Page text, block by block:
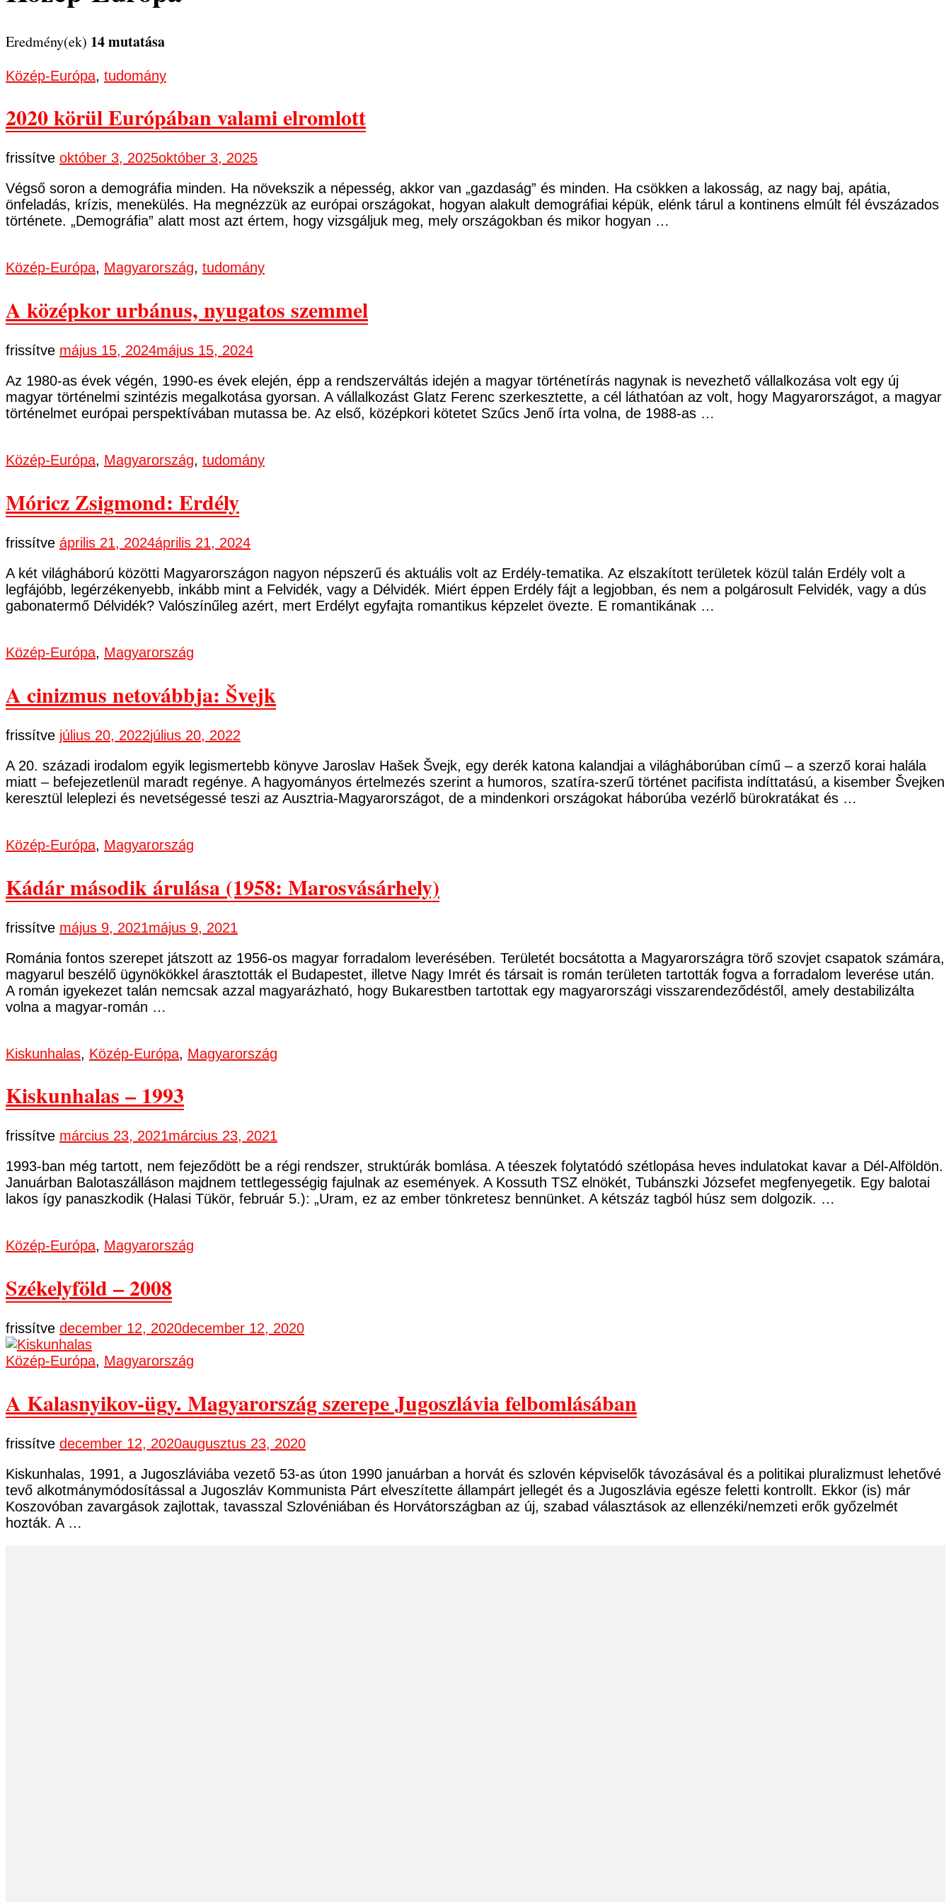
Eredmény(ek) 14 mutatása
Közép-Európa, tudomány
2020 körül Európában valami elromlott
frissítve október 3, 2025október 3, 2025
Végső soron a demográfia minden. Ha növekszik a népesség, akkor van „gazdaság” és minden. Ha csökken a lakosság, az nagy baj, apátia,
önfeladás, krízis, menekülés. Ha megnézzük az európai országokat, hogyan alakult demográfiai képük, elénk tárul a kontinens elmúlt fél évszázados
története. „Demográfia” alatt most azt értem, hogy vizsgáljuk meg, mely országokban és mikor hogyan …
Közép-Európa, Magyarország, tudomány
A középkor urbánus, nyugatos szemmel
frissítve május 15, 2024május 15, 2024
Az 1980-as évek végén, 1990-es évek elején, épp a rendszerváltás idején a magyar történetírás nagynak is nevezhető vállalkozása volt egy új
magyar történelmi szintézis megalkotása gyorsan. A vállalkozást Glatz Ferenc szerkesztette, a cél láthatóan az volt, hogy Magyarországot, a magyar
történelmet európai perspektívában mutassa be. Az első, középkori kötetet Szűcs Jenő írta volna, de 1988-as …
Közép-Európa, Magyarország, tudomány
Móricz Zsigmond: Erdély
frissítve április 21, 2024április 21, 2024
A két világháború közötti Magyarországon nagyon népszerű és aktuális volt az Erdély-tematika. Az elszakított területek közül talán Erdély volt a
legfájóbb, legérzékenyebb, inkább mint a Felvidék, vagy a Délvidék. Miért éppen Erdély fájt a legjobban, és nem a polgárosult Felvidék, vagy a dús
gabonatermő Délvidék? Valószínűleg azért, mert Erdélyt egyfajta romantikus képzelet övezte. E romantikának …
Közép-Európa, Magyarország
A cinizmus netovábbja: Švejk
frissítve július 20, 2022július 20, 2022
A 20. századi irodalom egyik legismertebb könyve Jaroslav Hašek Švejk, egy derék katona kalandjai a világháborúban című – a szerző korai halála
miatt – befejezetlenül maradt regénye. A hagyományos értelmezés szerint a humoros, szatíra-szerű történet pacifista indíttatású, a kisember Švejken
keresztül leleplezi és nevetségessé teszi az Ausztria-Magyarországot, de a mindenkori országokat háborúba vezérlő bürokratákat és …
Közép-Európa, Magyarország
Kádár második árulása (1958: Marosvásárhely)
frissítve május 9, 2021május 9, 2021
Románia fontos szerepet játszott az 1956-os magyar forradalom leverésében. Területét bocsátotta a Magyarországra törő szovjet csapatok számára,
magyarul beszélő ügynökökkel árasztották el Budapestet, illetve Nagy Imrét és társait is román területen tartották fogva a forradalom leverése után.
A román igyekezet talán nemcsak azzal magyarázható, hogy Bukarestben tartottak egy magyarországi visszarendeződéstől, amely destabilizálta
volna a magyar-román …
Kiskunhalas, Közép-Európa, Magyarország
Kiskunhalas – 1993
frissítve március 23, 2021március 23, 2021
1993-ban még tartott, nem fejeződött be a régi rendszer, struktúrák bomlása. A téeszek folytatódó szétlopása heves indulatokat kavar a Dél-Alföldön.
Januárban Balotaszálláson majdnem tettlegességig fajulnak az események. A Kossuth TSZ elnökét, Tubánszki Józsefet megfenyegetik. Egy balotai
lakos így panaszkodik (Halasi Tükör, február 5.): „Uram, ez az ember tönkretesz bennünket. A kétszáz tagból húsz sem dolgozik. …
Közép-Európa, Magyarország
Székelyföld – 2008
frissítve december 12, 2020december 12, 2020
Közép-Európa, Magyarország
A Kalasnyikov-ügy. Magyarország szerepe Jugoszlávia felbomlásában
frissítve december 12, 2020augusztus 23, 2020
Kiskunhalas, 1991, a Jugoszláviába vezető 53-as úton 1990 januárban a horvát és szlovén képviselők távozásával és a politikai pluralizmust lehetővé
tevő alkotmánymódosítással a Jugoszláv Kommunista Párt elveszítette állampárt jellegét és a Jugoszlávia egésze feletti kontrollt. Ekkor (is) már
Koszovóban zavargások zajlottak, tavasszal Szlovéniában és Horvátországban az új, szabad választások az ellenzéki/nemzeti erők győzelmét
hozták. A …